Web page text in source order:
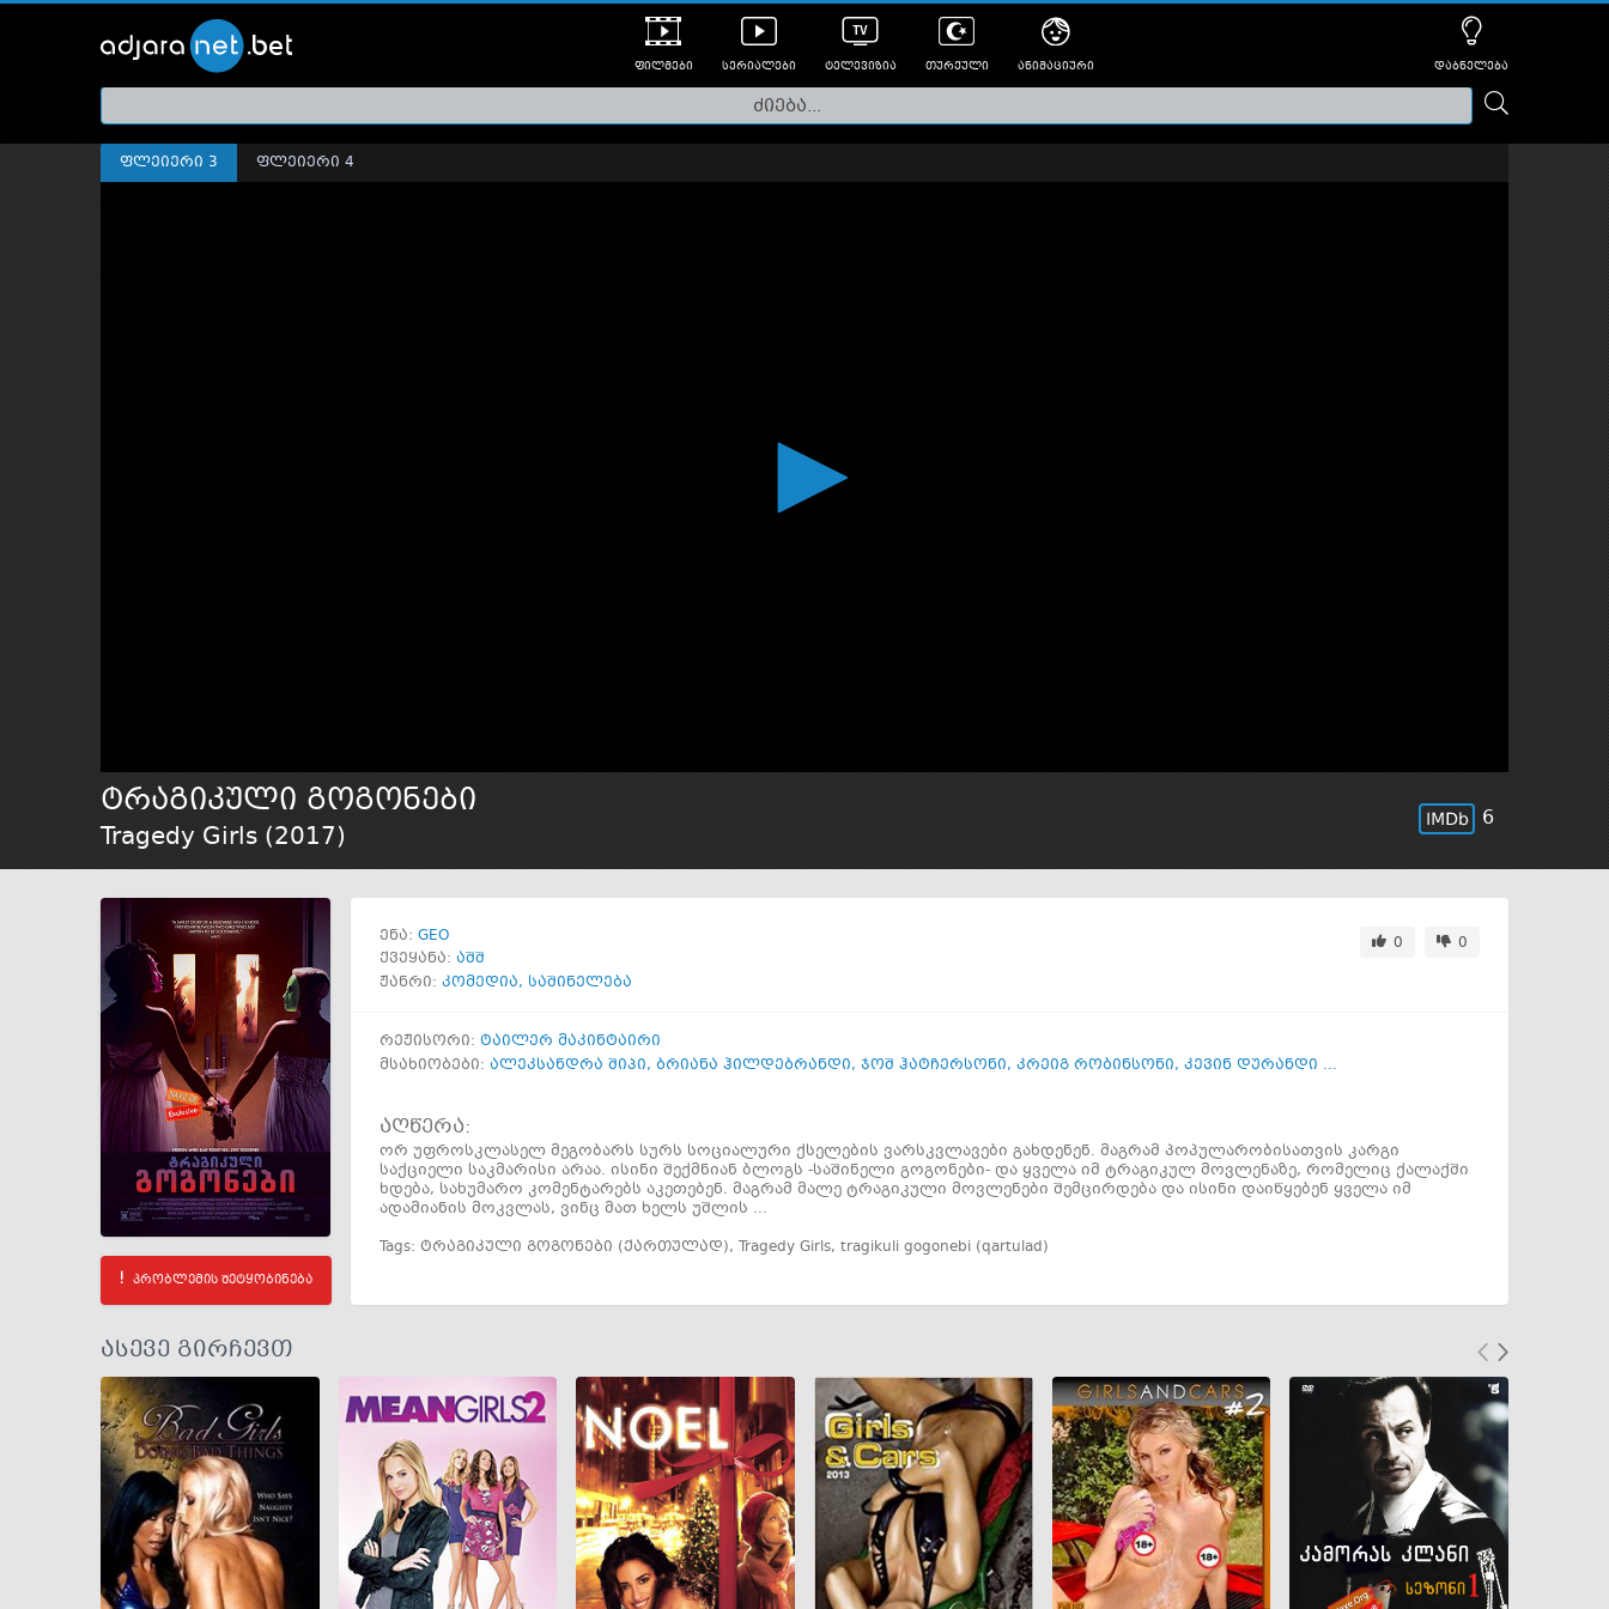
ფილმები
თრეილერები
სერიალები ტელევიზია თურქული ანიმაციური დაბნელება
ფლეიერი 3 ფლეიერი 4
ტრაგიკული გოგონები
Tragedy Girls (2017)
6
პრობლემის შეტყობინება
ენა: GEO
ქვეყანა: აშშ
0
0
ჟანრი: კომედია, საშინელება
რეჟისორი: ტაილერ მაკინტაირი
მსახიობები: ალეკსანდრა შიპი, ბრიანა ჰილდებრანდი, ჯოშ ჰატჩერსონი, კრეიგ რობინსონი, კევინ დურანდი ...
აღწერა:
ორ უფროსკლასელ მეგობარს სურს სოციალური ქსელების ვარსკვლავები გახდენენ. მაგრამ პოპულარობისათვის კარგი
საქციელი საკმარისი არაა. ისინი შექმნიან ბლოგს -საშინელი გოგონები- და ყველა იმ ტრაგიკულ მოვლენაზე, რომელიც ქალაქში
ხდება, სახუმარო კომენტარებს აკეთებენ. მაგრამ მალე ტრაგიკული მოვლენები შემცირდება და ისინი დაიწყებენ ყველა იმ
ადამიანის მოკვლას, ვინც მათ ხელს უშლის ...
Tags: ტრაგიკული გოგონები (ქართულად), Tragedy Girls, tragikuli gogonebi (qartulad)
ასევე გირჩევთ